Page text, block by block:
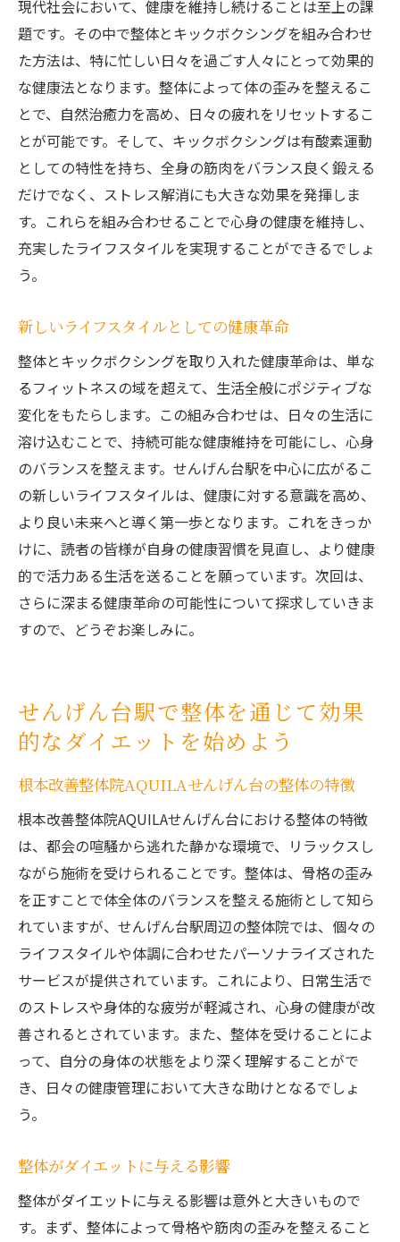
キックボクシングで得られるダイエット効
果
整体によるダイエットサポート
理想の体型を目指す健康習慣の実践
整体でバランスを整えキックボクシングで全身
を鍛える秘訣
整体で得られる身体の安定
キックボクシングで全身運動を取り入れる
ック
健康を維持するための適切な運動方法
整体とキックボクシングで得る健康的な体
現代社会において、健康を維持し続けることは至上の課
題です。その中で整体とキックボクシングを組み合わせ
た方法は、特に忙しい日々を過ごす人々にとって効果的
な健康法となります。整体によって体の歪みを整えるこ
とで、自然治癒力を高め、日々の疲れをリセットするこ
とが可能です。そして、キックボクシングは有酸素運動
としての特性を持ち、全身の筋肉をバランス良く鍛える
だけでなく、ストレス解消にも大きな効果を発揮しま
す。これらを組み合わせることで心身の健康を維持し、
充実したライフスタイルを実現することができるでしょ
う。
新しいライフスタイルとしての健康革命
整体とキックボクシングを取り入れた健康革命は、単な
るフィットネスの域を超えて、生活全般にポジティブな
変化をもたらします。この組み合わせは、日々の生活に
溶け込むことで、持続可能な健康維持を可能にし、心身
のバランスを整えます。せんげん台駅を中心に広がるこ
の新しいライフスタイルは、健康に対する意識を高め、
より良い未来へと導く第一歩となります。これをきっか
けに、読者の皆様が自身の健康習慣を見直し、より健康
的で活力ある生活を送ることを願っています。次回は、
さらに深まる健康革命の可能性について探求していきま
すので、どうぞお楽しみに。
せんげん台駅で整体を通じて効果
的なダイエットを始めよう
根本改善整体院AQUILAせんげん台の整体の特徴
根本改善整体院AQUILAせんげん台における整体の特徴
は、都会の喧騒から逃れた静かな環境で、リラックスし
ながら施術を受けられることです。整体は、骨格の歪み
を正すことで体全体のバランスを整える施術として知ら
れていますが、せんげん台駅周辺の整体院では、個々の
ライフスタイルや体調に合わせたパーソナライズされた
サービスが提供されています。これにより、日常生活で
のストレスや身体的な疲労が軽減され、心身の健康が改
善されるとされています。また、整体を受けることによ
って、自分の身体の状態をより深く理解することがで
き、日々の健康管理において大きな助けとなるでしょ
う。
整体がダイエットに与える影響
整体がダイエットに与える影響は意外と大きいもので
す。まず、整体によって骨格や筋肉の歪みを整えること